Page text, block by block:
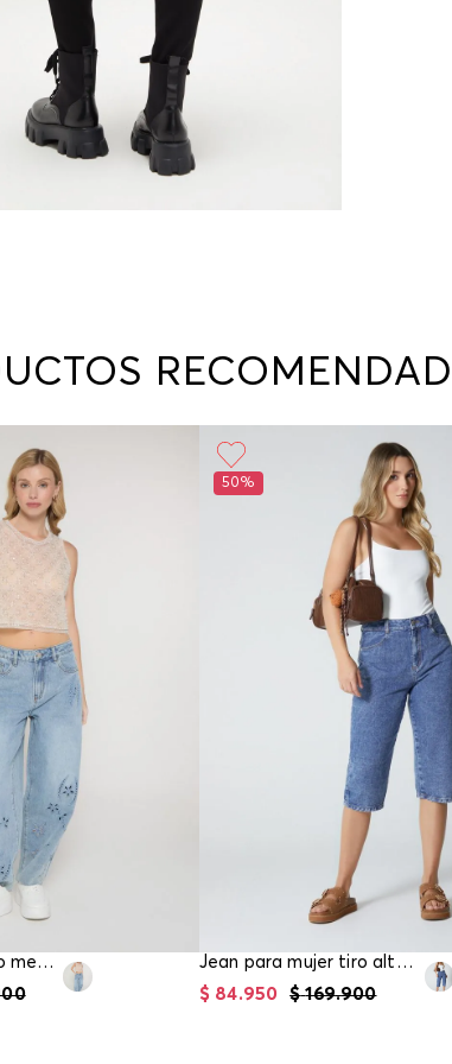
Jean para mujer tiro medio barril
50%
Jean para mujer tiro alto mom fit cropped
$ 169.900
$ 84.950